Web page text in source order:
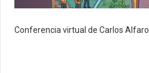
Conferencia virtual de Carlos Alfaro.